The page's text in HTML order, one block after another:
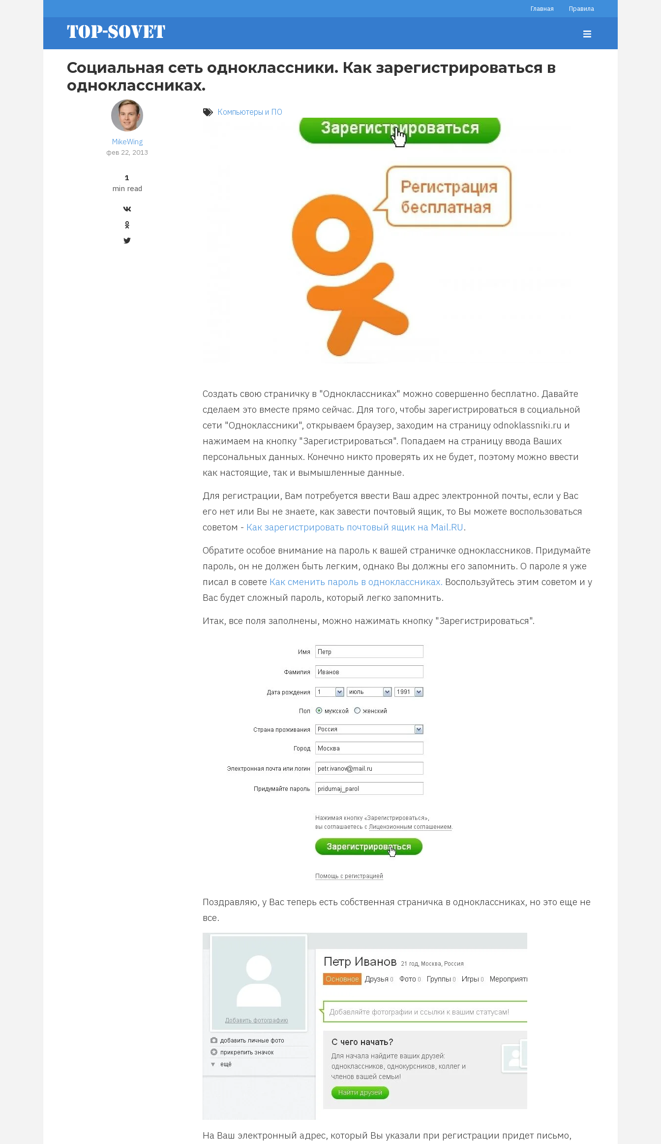
footer
menu
Главная Правила
Социальная сеть одноклассники. Как зарегистрироваться в
одноклассниках.
MikeWing
фев 22, 2013
1
min read
Компьютеры и ПО
Создать свою страничку в "Одноклассниках" можно совершенно бесплатно. Давайте
сделаем это вместе прямо сейчас. Для того, чтобы зарегистрироваться в социальной
сети "Одноклассники", открываем браузер, заходим на страницу odnoklassniki.ru и
нажимаем на кнопку "Зарегистрироваться". Попадаем на страницу ввода Ваших
персональных данных. Конечно никто проверять их не будет, поэтому можно ввести
как настоящие, так и вымышленные данные.
Для регистрации, Вам потребуется ввести Ваш адрес электронной почты, если у Вас
его нет или Вы не знаете, как завести почтовый ящик, то Вы можете воспользоваться
советом - Как зарегистрировать почтовый ящик на Mail.RU.
Обратите особое внимание на пароль к вашей страничке одноклассников. Придумайте
пароль, он не должен быть легким, однако Вы должны его запомнить. О пароле я уже
писал в совете Как сменить пароль в одноклассниках. Воспользуйтесь этим советом и у
Вас будет сложный пароль, который легко запомнить.
Итак, все поля заполнены, можно нажимать кнопку "Зарегистрироваться".
Поздравляю, у Вас теперь есть собственная страничка в одноклассниках, но это еще не
все.
На Ваш электронный адрес, который Вы указали при регистрации придет письмо,